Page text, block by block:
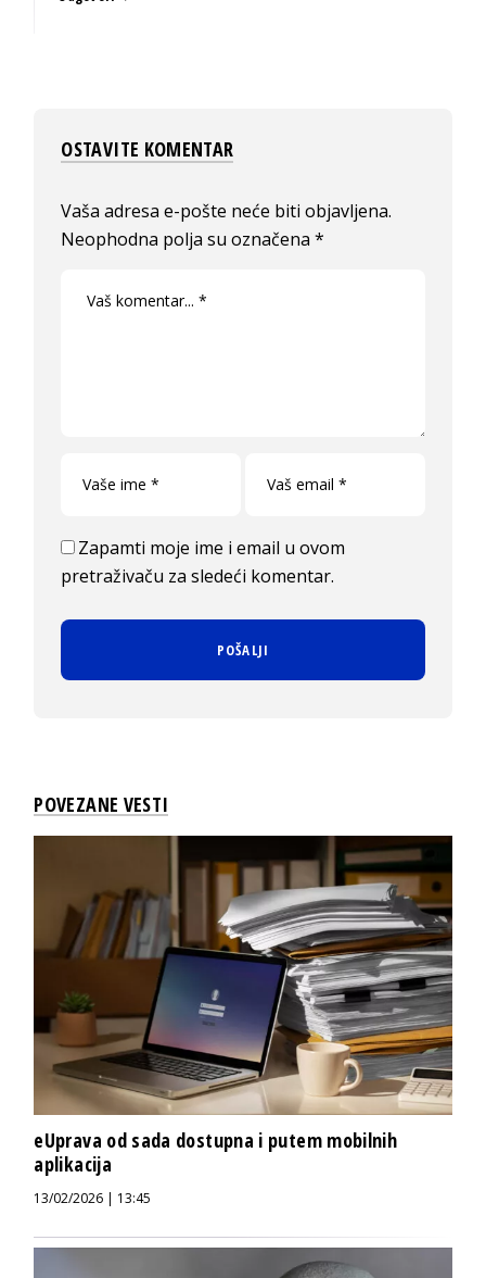
OSTAVITE KOMENTAR
Vaša adresa e-pošte neće biti objavljena.
Neophodna polja su označena*
Zapamti moje ime i email u ovom
pretraživaču za sledeći komentar.
POVEZANE VESTI
eUprava od sada dostupna i putem mobilnih
aplikacija
13/02/2026 | 13:45